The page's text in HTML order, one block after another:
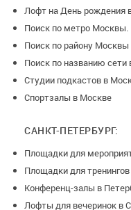
Лофт на День рождения
Поиск по метро Москвы.
Поиск по району Москвы
Поиск по названию сети
Студии подкастов в
Спортзалы в Москве
САНКТ-ПЕТЕРБУРГ:
Площадки для
Площадки для
Конференц-залы в
Лофты для вечеринок в